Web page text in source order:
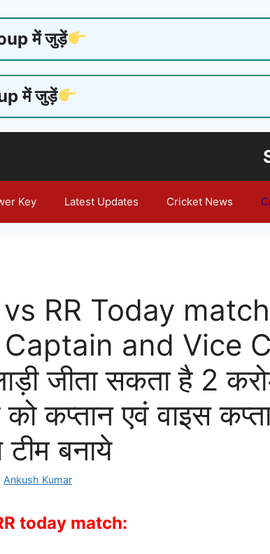
में जुड़ें
में जुड़ें
Key Latest Updates Cricket News
RR Today
Captain and Vice
जीता सकता है 2
को कप्तान एवं वाइस
बनाये
Ankush Kumar
today match: